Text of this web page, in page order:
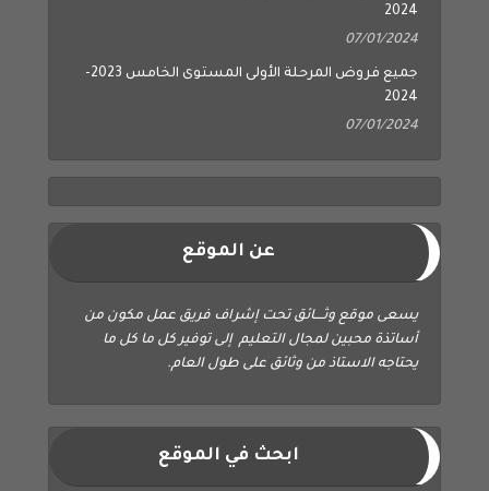
2024
07/01/2024
جميع فروض المرحلة الأولى المستوى الخامس 2023-
2024
07/01/2024
عن الموقع
يسعى موقع وثــــائق تحت إشراف فريق عمل مكون من
أساتذة محبين لمجال التعليم إلى توفير كل ما كل ما
يحتاجه الاستاذ من وثائق على طول العام.
ابحث في الموقع